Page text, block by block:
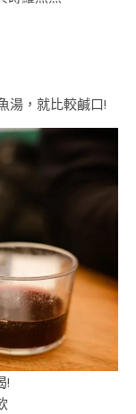
湯，就比較鹹口!
!